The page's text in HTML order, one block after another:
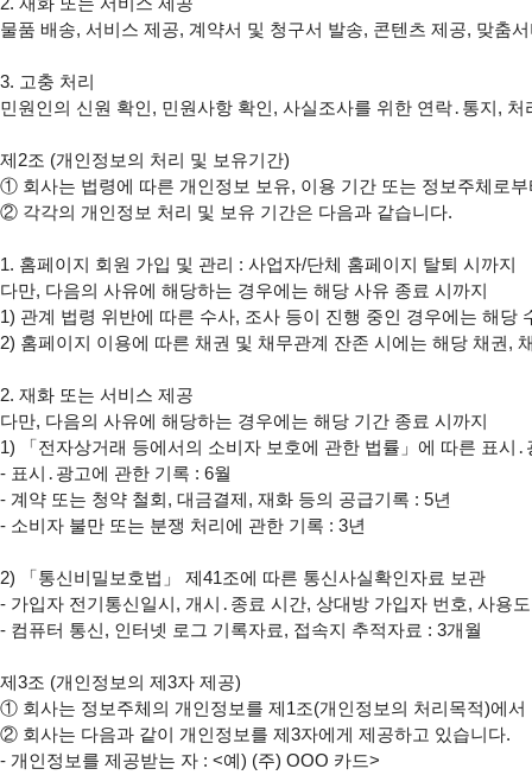
물품 배송, 서비스 제공, 계약서 및 청구서 발송, 콘텐츠 제공, 맞춤
3. 고충 처리
민원인의 신원 확인, 민원사항 확인, 사실조사를 위한 연락․통지,
제2조 (개인정보의 처리 및 보유기간)
① 회사는 법령에 따른 개인정보 보유, 이용 기간 또는 정보주체로
② 각각의 개인정보 처리 및 보유 기간은 다음과 같습니다.
1. 홈페이지 회원 가입 및 관리 : 사업자/단체 홈페이지 탈퇴 시까지
다만, 다음의 사유에 해당하는 경우에는 해당 사유 종료 시까지
1) 관계 법령 위반에 따른 수사, 조사 등이 진행 중인 경우에는 해당
2) 홈페이지 이용에 따른 채권 및 채무관계 잔존 시에는 해당 채권,
2. 재화 또는 서비스 제공
다만, 다음의 사유에 해당하는 경우에는 해당 기간 종료 시까지
1) 「전자상거래 등에서의 소비자 보호에 관한 법률」에 따른 표시
- 표시․광고에 관한 기록 : 6월
- 계약 또는 청약 철회, 대금결제, 재화 등의 공급기록 : 5년
- 소비자 불만 또는 분쟁 처리에 관한 기록 : 3년
2) 「통신비밀보호법」 제41조에 따른 통신사실확인자료 보관
- 가입자 전기통신일시, 개시․종료 시간, 상대방 가입자 번호, 사용
- 컴퓨터 통신, 인터넷 로그 기록자료, 접속지 추적자료 : 3개월
제3조 (개인정보의 제3자 제공)
① 회사는 정보주체의 개인정보를 제1조(개인정보의 처리목적)에
② 회사는 다음과 같이 개인정보를 제3자에게 제공하고 있습니다.
- 개인정보를 제공받는 자 : <예) (주) OOO 카드>